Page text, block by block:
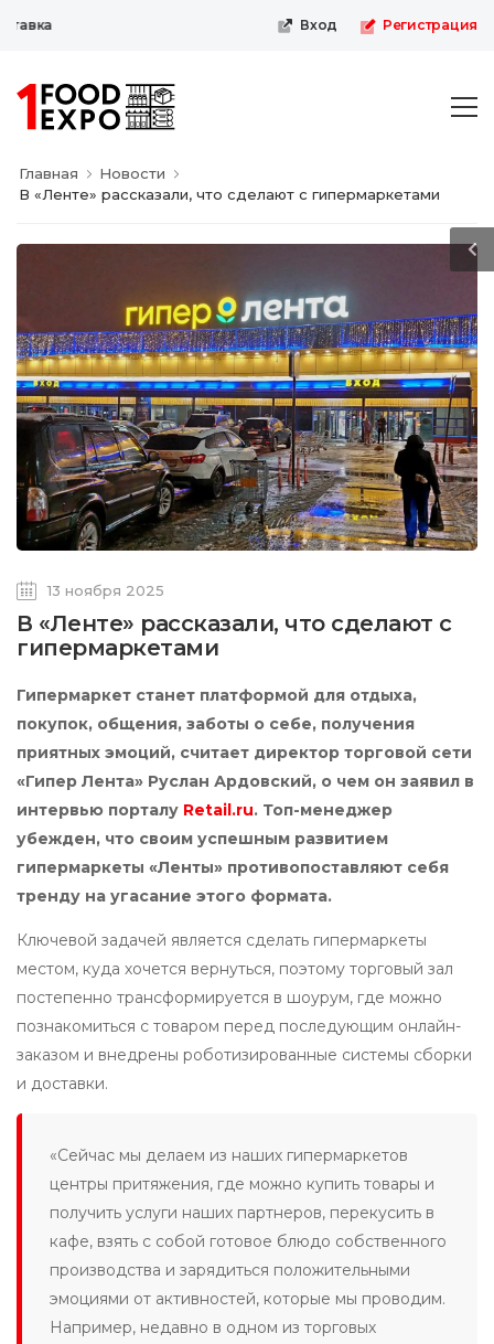
Вход Регистрация
Главная
Новости
В «Ленте» рассказали, что сделают с гипермаркетами
13 ноября 2025
В «Ленте» рассказали, что сделают с
гипермаркетами
Гипермаркет станет платформой для отдыха,
покупок, общения, заботы о себе, получения
приятных эмоций, считает директор торговой сети
«Гипер Лента» Руслан Ардовский, о чем он заявил в
интервью порталу Retail.ru. Топ-менеджер
убежден, что своим успешным развитием
гипермаркеты «Ленты» противопоставляют себя
тренду на угасание этого формата.
Ключевой задачей является сделать гипермаркеты
местом, куда хочется вернуться, поэтому торговый зал
постепенно трансформируется в шоурум, где можно
познакомиться с товаром перед последующим онлайн-
заказом и внедрены роботизированные системы сборки
и доставки.
«Сейчас мы делаем из наших гипермаркетов
центры притяжения, где можно купить товары и
получить услуги наших партнеров, перекусить в
кафе, взять с собой готовое блюдо собственного
производства и зарядиться положительными
эмоциями от активностей, которые мы проводим.
Например, недавно в одном из торговых